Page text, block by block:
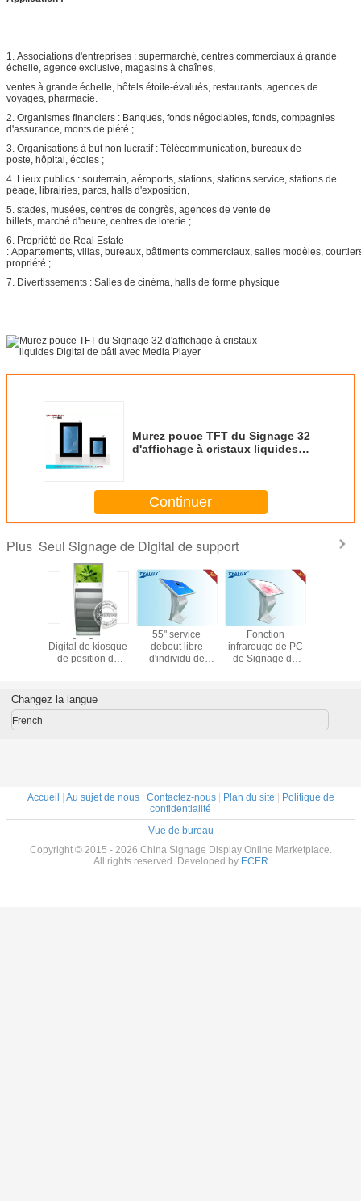
1. Associations d'entreprises : supermarché, centres commerciaux à grande
échelle, agence exclusive, magasins à chaînes,
ventes à grande échelle, hôtels étoile-évalués, restaurants, agences de
voyages, pharmacie.
2. Organismes financiers : Banques, fonds négociables, fonds, compagnies
d'assurance, monts de piété ;
3. Organisations à but non lucratif : Télécommunication, bureaux de
poste, hôpital, écoles ;
4. Lieux publics : souterrain, aéroports, stations, stations service, stations de
péage, librairies, parcs, halls d'exposition,
5. stades, musées, centres de congrès, agences de vente de
billets, marché d'heure, centres de loterie ;
6. Propriété de Real Estate
: Appartements, villas, bureaux, bâtiments commerciaux, salles modèles,
propriété ;
7. Divertissements : Salles de cinéma, halls de forme physique
Murez pouce TFT du Signage 32
d'affichage à cristaux liquides
Continuer
Plus Seul Signage de Digital de support
de
Signage de
Digital de kiosque
de position de
journal
55" service
debout libre
d'individu de
WIFI Digital
Fonction
infrarouge de PC
de Signage de
kiosque
Changez la langue
French
Accueil Au sujet de nous| Contactez-nous| Plan du site
Politique de
confidentialité
Vue de bureau
Copyright © 2015 - 2026 China Signage Display Online Marketplace.
All rights reserved. Developed by ECER